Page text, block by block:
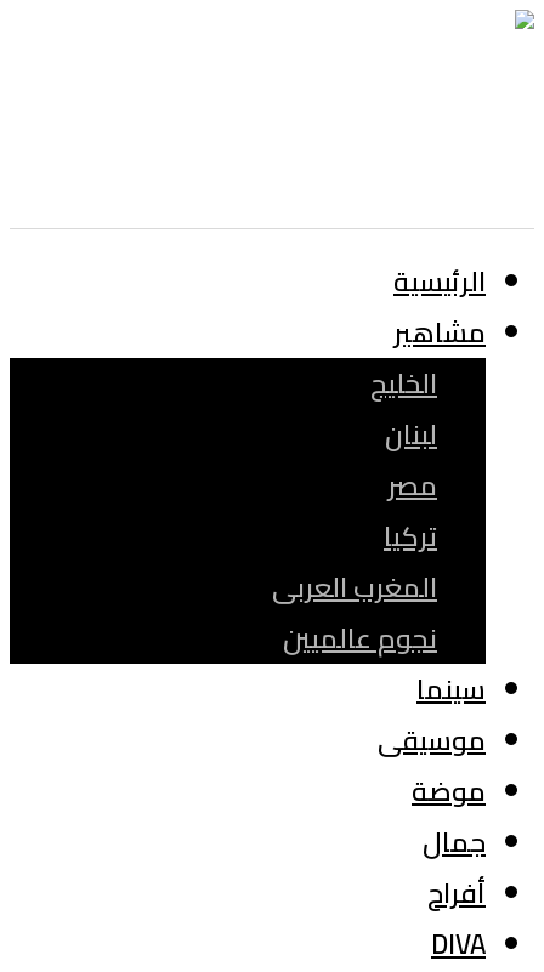
الرئيسية
مشاهير
الخليج
لبنان
مصر
تركيا
المغرب العربى
نجوم عالميين
سينما
موسيقى
موضة
جمال
أفراح
DIVA